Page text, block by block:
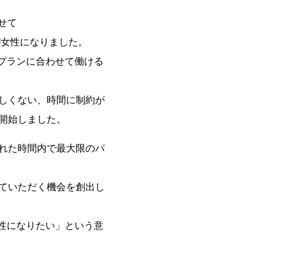
て
性になりました。
ランに合わせて働ける
くない、時間に制約が
しました。
た時間内で最大限のパ
いただく機会を創出し
になりたい」という意